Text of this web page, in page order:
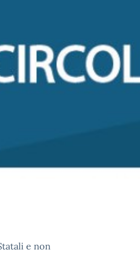
e non